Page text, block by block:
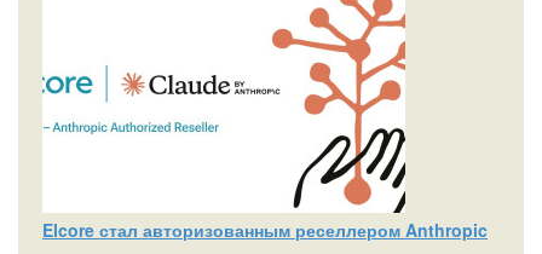
Elcore стал авторизованным реселлером Anthropic